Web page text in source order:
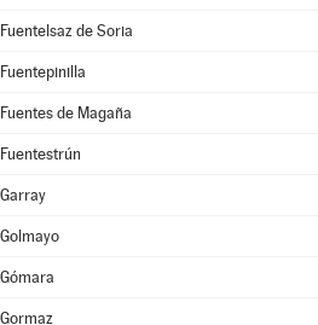
Fuentelsaz de Soria
Fuentepinilla
Fuentes de Magaña
Fuentestrún
Garray
Golmayo
Gómara
Gormaz